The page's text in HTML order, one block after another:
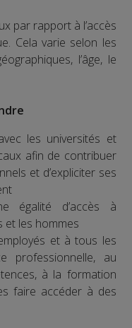
par rapport à l’accès
Cela varie selon les
l’âge, le
les universités et
afin de contribuer
et d’expliciter ses
égalité d’accès à
et les hommes
et à tous les
professionnelle, au
à la formation
faire accéder à des